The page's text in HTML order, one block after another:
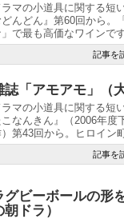
ラマの小道具に関する短
んどん』第60回から。
で最も高価なワインで
記事を
誌「アモアモ」（
ラマの小道具に関する短
こなんきん』（2006年度
第43回から。ヒロイン
記事を
グビーボールの形
朝ドラ）